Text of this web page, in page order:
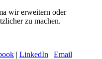
wir erweitern oder
zu machen.
| LinkedIn | Email